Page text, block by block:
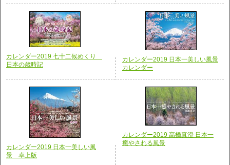
カレンダー2019 七十二候めくり
日本の歳時記
カレンダー2019 日本一美しい風景
カレンダー
カレンダー2019 日本一美しい風
景 卓上版
カレンダー2019 高橋真澄 日本一
癒やされる風景